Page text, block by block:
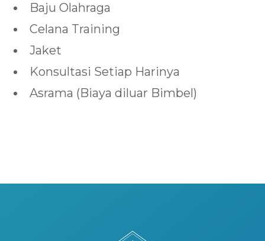
Baju Olahraga
Celana Training
Jaket
Konsultasi Setiap Harinya
Asrama (Biaya diluar Bimbel)